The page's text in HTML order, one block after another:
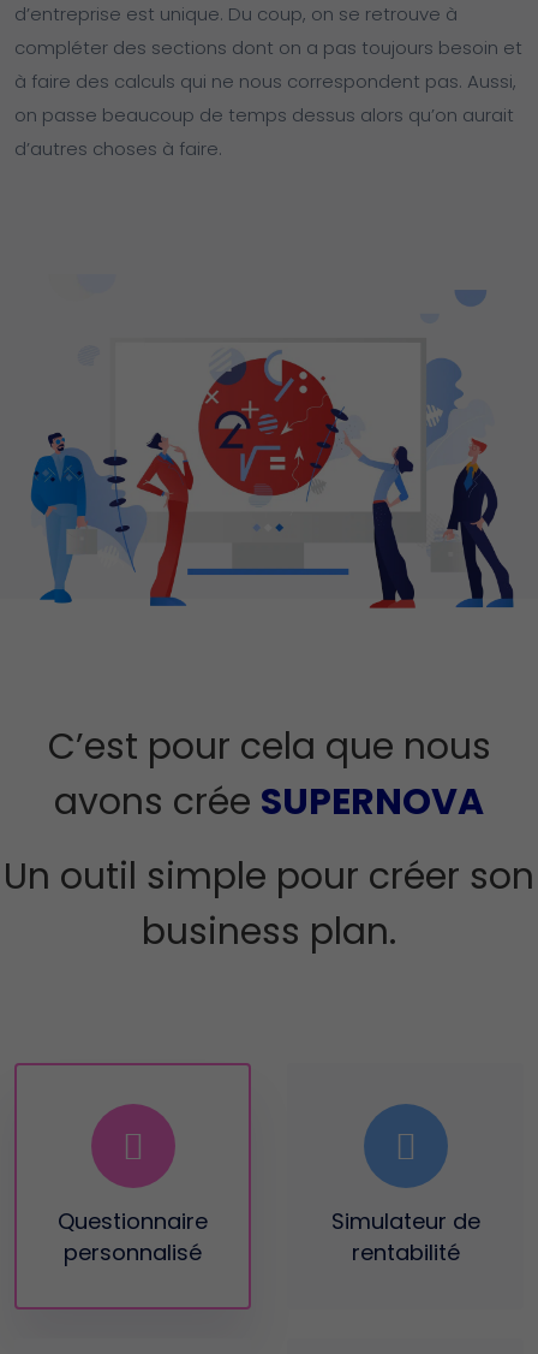
d’entreprise est unique. Du coup, on se retrouve à
compléter des sections dont on a pas toujours besoin et
à faire des calculs qui ne nous correspondent pas. Aussi,
on passe beaucoup de temps dessus alors qu’on aurait
d’autres choses à faire.
C’est pour cela que nous
avons crée SUPERNOVA
Un outil simple pour créer son
business plan.
Questionnaire
personnalisé
Simulateur de
rentabilité